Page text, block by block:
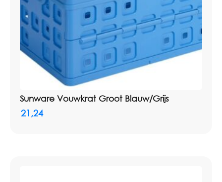
Sunware Vouwkrat Groot Blauw/Grijs
21,24